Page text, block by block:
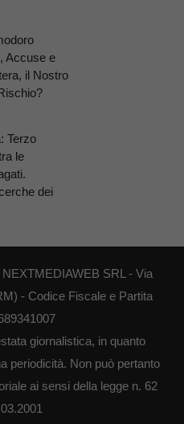
Accuse e
il Nostro
Terzo
le
dei
SRL - Via
- Codice Fiscale e Partita
giornalistica, in quanto
periodicità. Non può pertanto
ai sensi della legge n. 62